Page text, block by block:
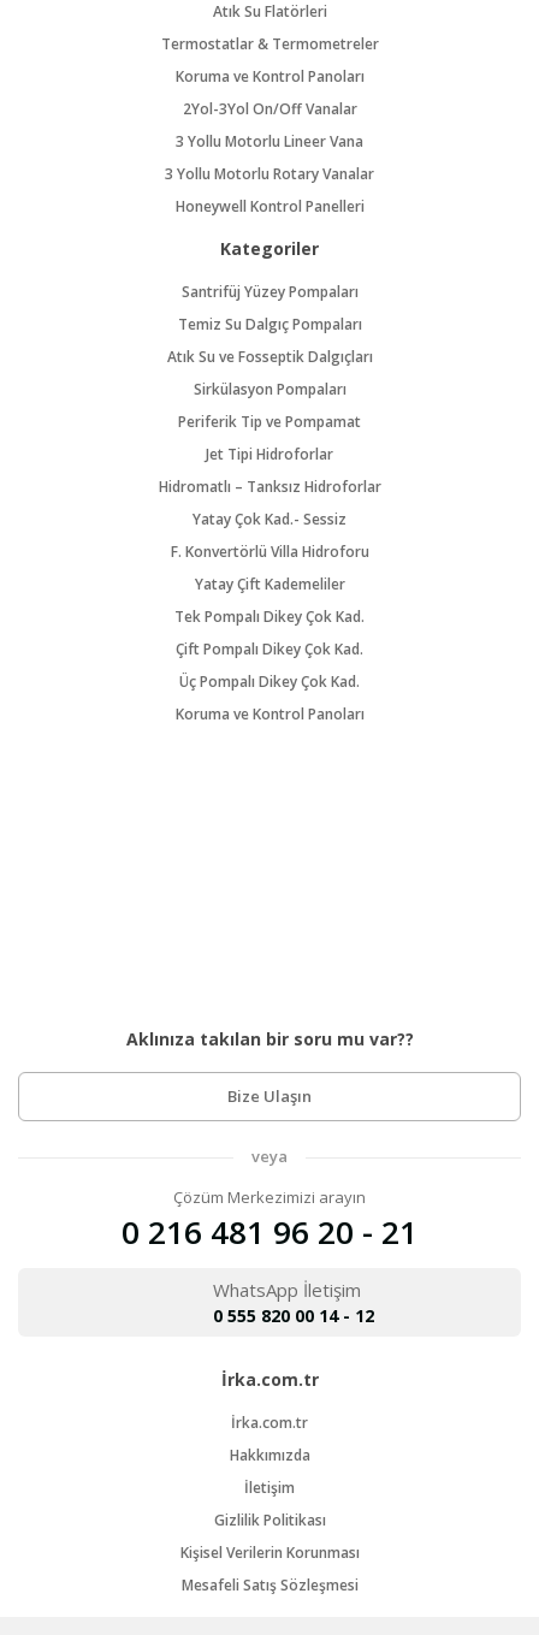
Atık Su Flatörleri
Termostatlar & Termometreler
Koruma ve Kontrol Panoları
2Yol-3Yol On/Off Vanalar
3 Yollu Motorlu Lineer Vana
3 Yollu Motorlu Rotary Vanalar
Honeywell Kontrol Panelleri
Kategoriler
Santrifüj Yüzey Pompaları
Temiz Su Dalgıç Pompaları
Atık Su ve Fosseptik Dalgıçları
Sirkülasyon Pompaları
Periferik Tip ve Pompamat
Jet Tipi Hidroforlar
Hidromatlı – Tanksız Hidroforlar
Yatay Çok Kad.- Sessiz
F. Konvertörlü Villa Hidroforu
Yatay Çift Kademeliler
Tek Pompalı Dikey Çok Kad.
Çift Pompalı Dikey Çok Kad.
Üç Pompalı Dikey Çok Kad.
Koruma ve Kontrol Panoları
Aklınıza takılan bir soru mu var??
Bize Ulaşın
veya
Çözüm Merkezimizi arayın
0 216 481 96 20 - 21
WhatsApp İletişim
0 555 820 00 14 - 12
İrka.com.tr
İrka.com.tr
Hakkımızda
İletişim
Gizlilik Politikası
Kişisel Verilerin Korunması
Mesafeli Satış Sözleşmesi